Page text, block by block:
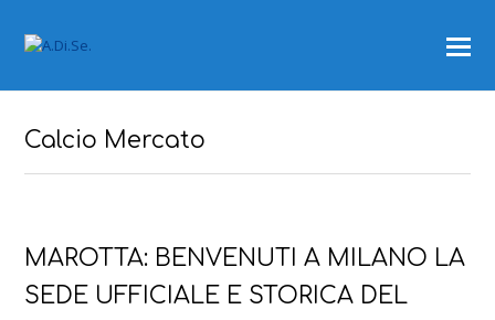
Calcio Mercato
MAROTTA: BENVENUTI A MILANO LA
SEDE UFFICIALE E STORICA DEL